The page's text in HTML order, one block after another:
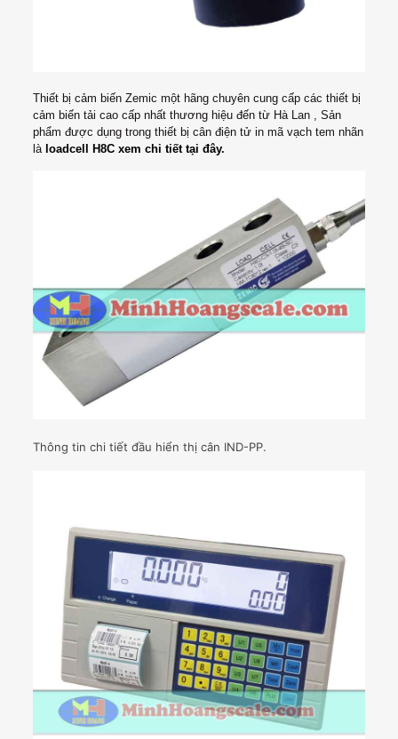
Thiết bị cảm biến Zemic một hãng chuyên cung cấp các thiết bị
cảm biến tải cao cấp nhất thương hiệu đến từ Hà Lan , Sản
phẩm được dụng trong thiết bị cân điện tử in mã vạch tem nhãn
là loadcell H8C xem chi tiết tại đây.
Thông tin chi tiết đầu hiển thị cân IND-PP.